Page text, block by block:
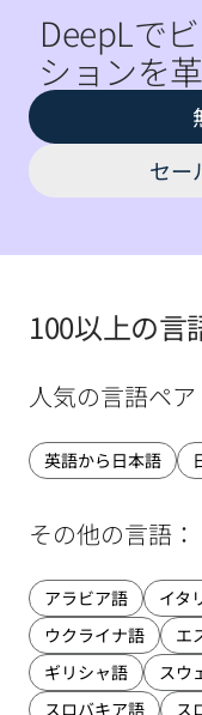
DeepLで
ションを
セー
100以上の言
人気の言語ペア
英語から日本語
その他の言語：
アラビア語 イタ
ウクライナ語
エ
ギリシャ語
スウ
スロバキア語
ス